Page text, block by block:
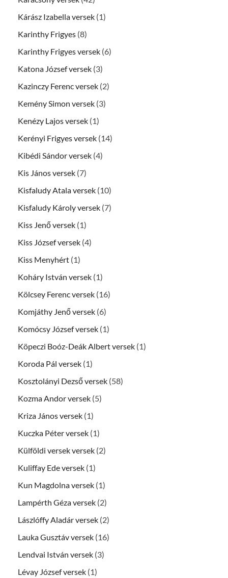
Kárász Izabella versek (1)
Karinthy Frigyes (8)
Karinthy Frigyes versek (6)
Katona József versek (3)
Kazinczy Ferenc versek (2)
Kemény Simon versek (3)
Kenézy Lajos versek (1)
Kerényi Frigyes versek (14)
Kibédi Sándor versek (4)
Kis János versek (7)
Kisfaludy Atala versek (10)
Kisfaludy Károly versek (7)
Kiss Jenő versek (1)
Kiss József versek (4)
Kiss Menyhért (1)
Koháry István versek (1)
Kölcsey Ferenc versek (16)
Komjáthy Jenő versek (6)
Komócsy József versek (1)
Köpeczi Boóz-Deák Albert versek (1)
Koroda Pál versek (1)
Kosztolányi Dezső versek (58)
Kozma Andor versek (5)
Kriza János versek (1)
Kuczka Péter versek (1)
Külföldi versek versek (2)
Kuliffay Ede versek (1)
Kun Magdolna versek (1)
Lampérth Géza versek (2)
Lászlóffy Aladár versek (2)
Lauka Gusztáv versek (16)
Lendvai István versek (3)
Lévay József versek (1)